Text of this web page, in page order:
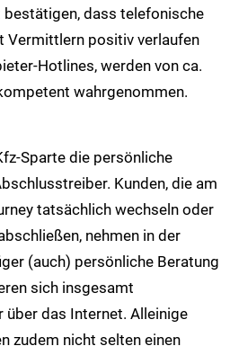
dass telefonische
Vermittlern positiv verlaufen
Hotlines, werden von ca.
wahrgenommen.
Sparte die persönliche
Kunden, die am
tatsächlich wechseln oder
nehmen in der
(auch) persönliche Beratung
sich insgesamt
das Internet. Alleinige
zudem nicht selten einen